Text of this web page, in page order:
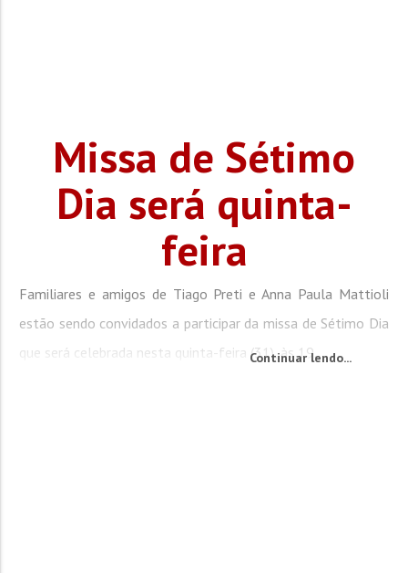
Missa de Sétimo
Dia será quinta-
feira
Familiares e amigos de Tiago Preti e Anna Paula Mattioli
estão sendo convidados a participar da missa de Sétimo Dia
que será celebrada nesta quinta-feira (31), às 19...
Continuar lendo...